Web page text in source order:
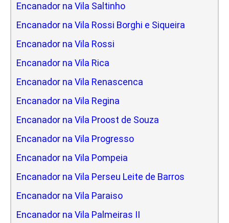
Encanador na Vila Saltinho
Encanador na Vila Rossi Borghi e Siqueira
Encanador na Vila Rossi
Encanador na Vila Rica
Encanador na Vila Renascenca
Encanador na Vila Regina
Encanador na Vila Proost de Souza
Encanador na Vila Progresso
Encanador na Vila Pompeia
Encanador na Vila Perseu Leite de Barros
Encanador na Vila Paraiso
Encanador na Vila Palmeiras II